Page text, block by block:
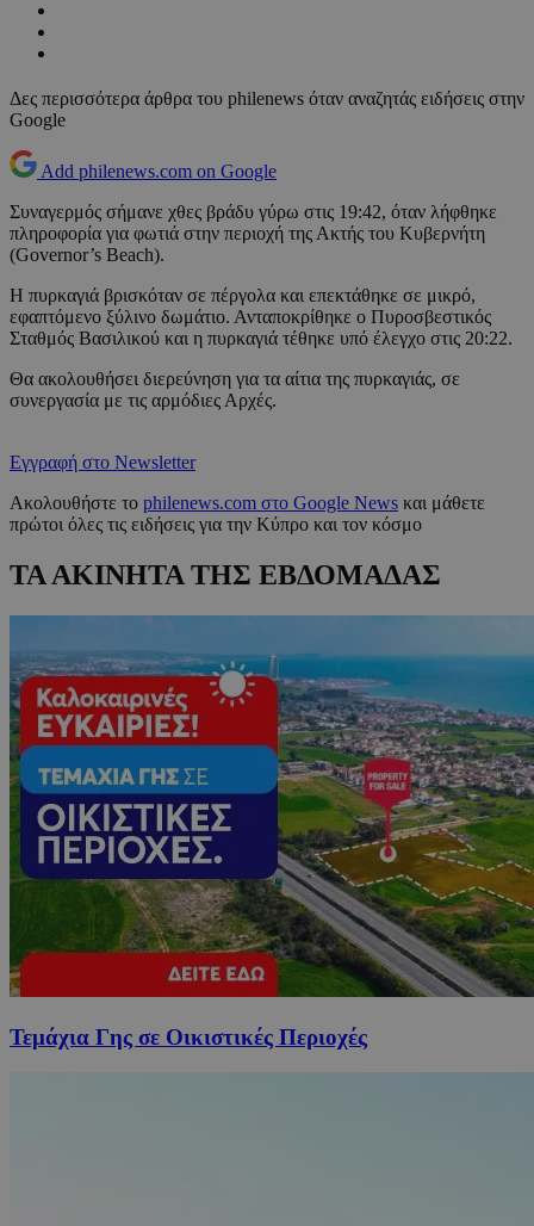
Δες περισσότερα άρθρα του philenews όταν αναζητάς ειδήσεις στην
Google
Add philenews.com on Google
Συναγερμός σήμανε χθες βράδυ γύρω στις 19:42, όταν λήφθηκε
πληροφορία για φωτιά στην περιοχή της Ακτής του Κυβερνήτη
(Governor’s Beach).
Η πυρκαγιά βρισκόταν σε πέργολα και επεκτάθηκε σε μικρό,
εφαπτόμενο ξύλινο δωμάτιο. Ανταποκρίθηκε ο Πυροσβεστικός
Σταθμός Βασιλικού και η πυρκαγιά τέθηκε υπό έλεγχο στις 20:22.
Θα ακολουθήσει διερεύνηση για τα αίτια της πυρκαγιάς, σε
συνεργασία με τις αρμόδιες Αρχές.
Εγγραφή στο Newsletter
Ακολουθήστε το philenews.com στο Google News και μάθετε
πρώτοι όλες τις ειδήσεις για την Κύπρο και τον κόσμο
ΤΑ ΑΚΙΝΗΤΑ ΤΗΣ ΕΒΔΟΜΑΔΑΣ
Τεμάχια Γης σε Οικιστικές Περιοχές